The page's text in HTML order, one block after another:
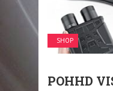
SHOP
POHHD